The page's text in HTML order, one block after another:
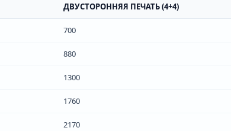
ДВУСТОРОННЯЯ ПЕЧАТЬ (4+4)
700
880
1300
1760
2170